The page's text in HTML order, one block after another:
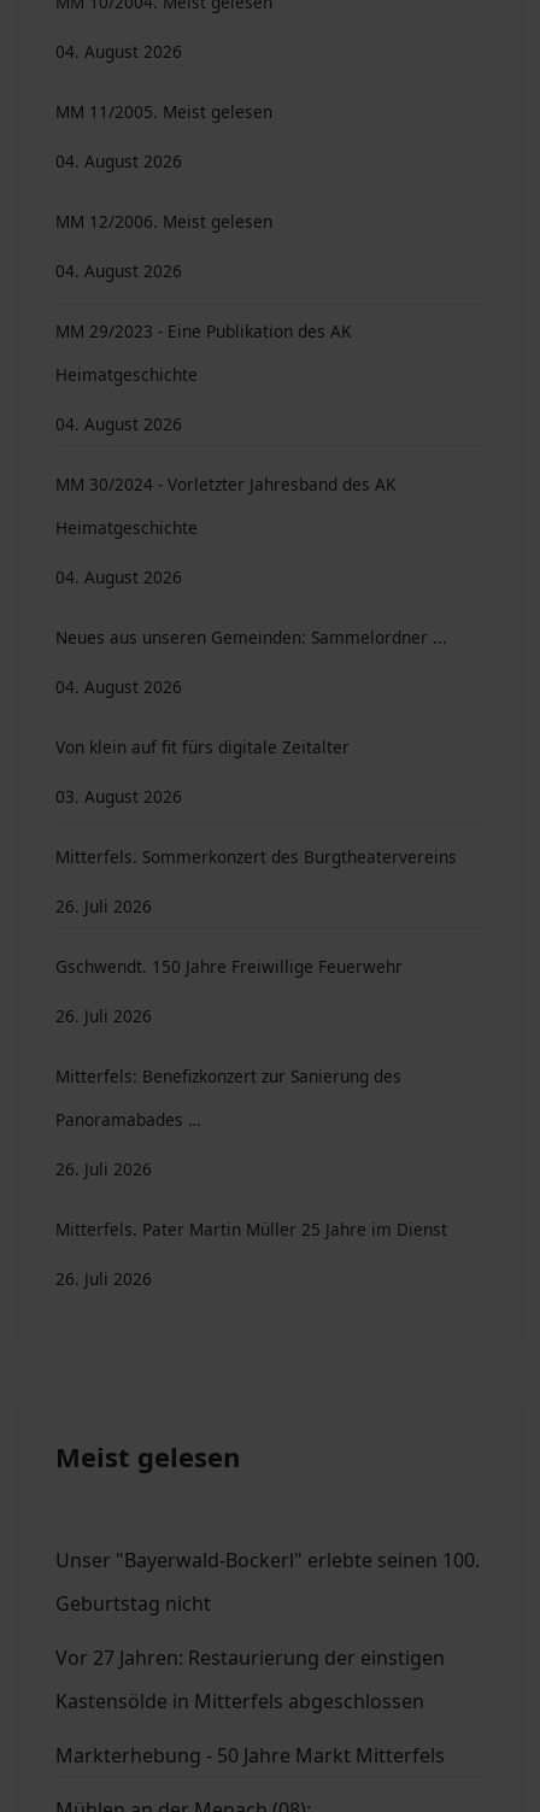
04. August 2026
MM 11/2005. Meist gelesen
04. August 2026
MM 12/2006. Meist gelesen
04. August 2026
MM 29/2023 - Eine Publikation des AK
Heimatgeschichte
04. August 2026
MM 30/2024 - Vorletzter Jahresband des AK
Heimatgeschichte
04. August 2026
Neues aus unseren Gemeinden: Sammelordner ...
04. August 2026
Von klein auf fit fürs digitale Zeitalter
03. August 2026
Mitterfels. Sommerkonzert des Burgtheatervereins
26. Juli 2026
Gschwendt. 150 Jahre Freiwillige Feuerwehr
26. Juli 2026
Mitterfels: Benefizkonzert zur Sanierung des
Panoramabades …
26. Juli 2026
Mitterfels. Pater Martin Müller 25 Jahre im Dienst
26. Juli 2026
Meist gelesen
Unser "Bayerwald-Bockerl" erlebte seinen 100.
Geburtstag nicht
Vor 27 Jahren: Restaurierung der einstigen
Kastensölde in Mitterfels abgeschlossen
Markterhebung - 50 Jahre Markt Mitterfels